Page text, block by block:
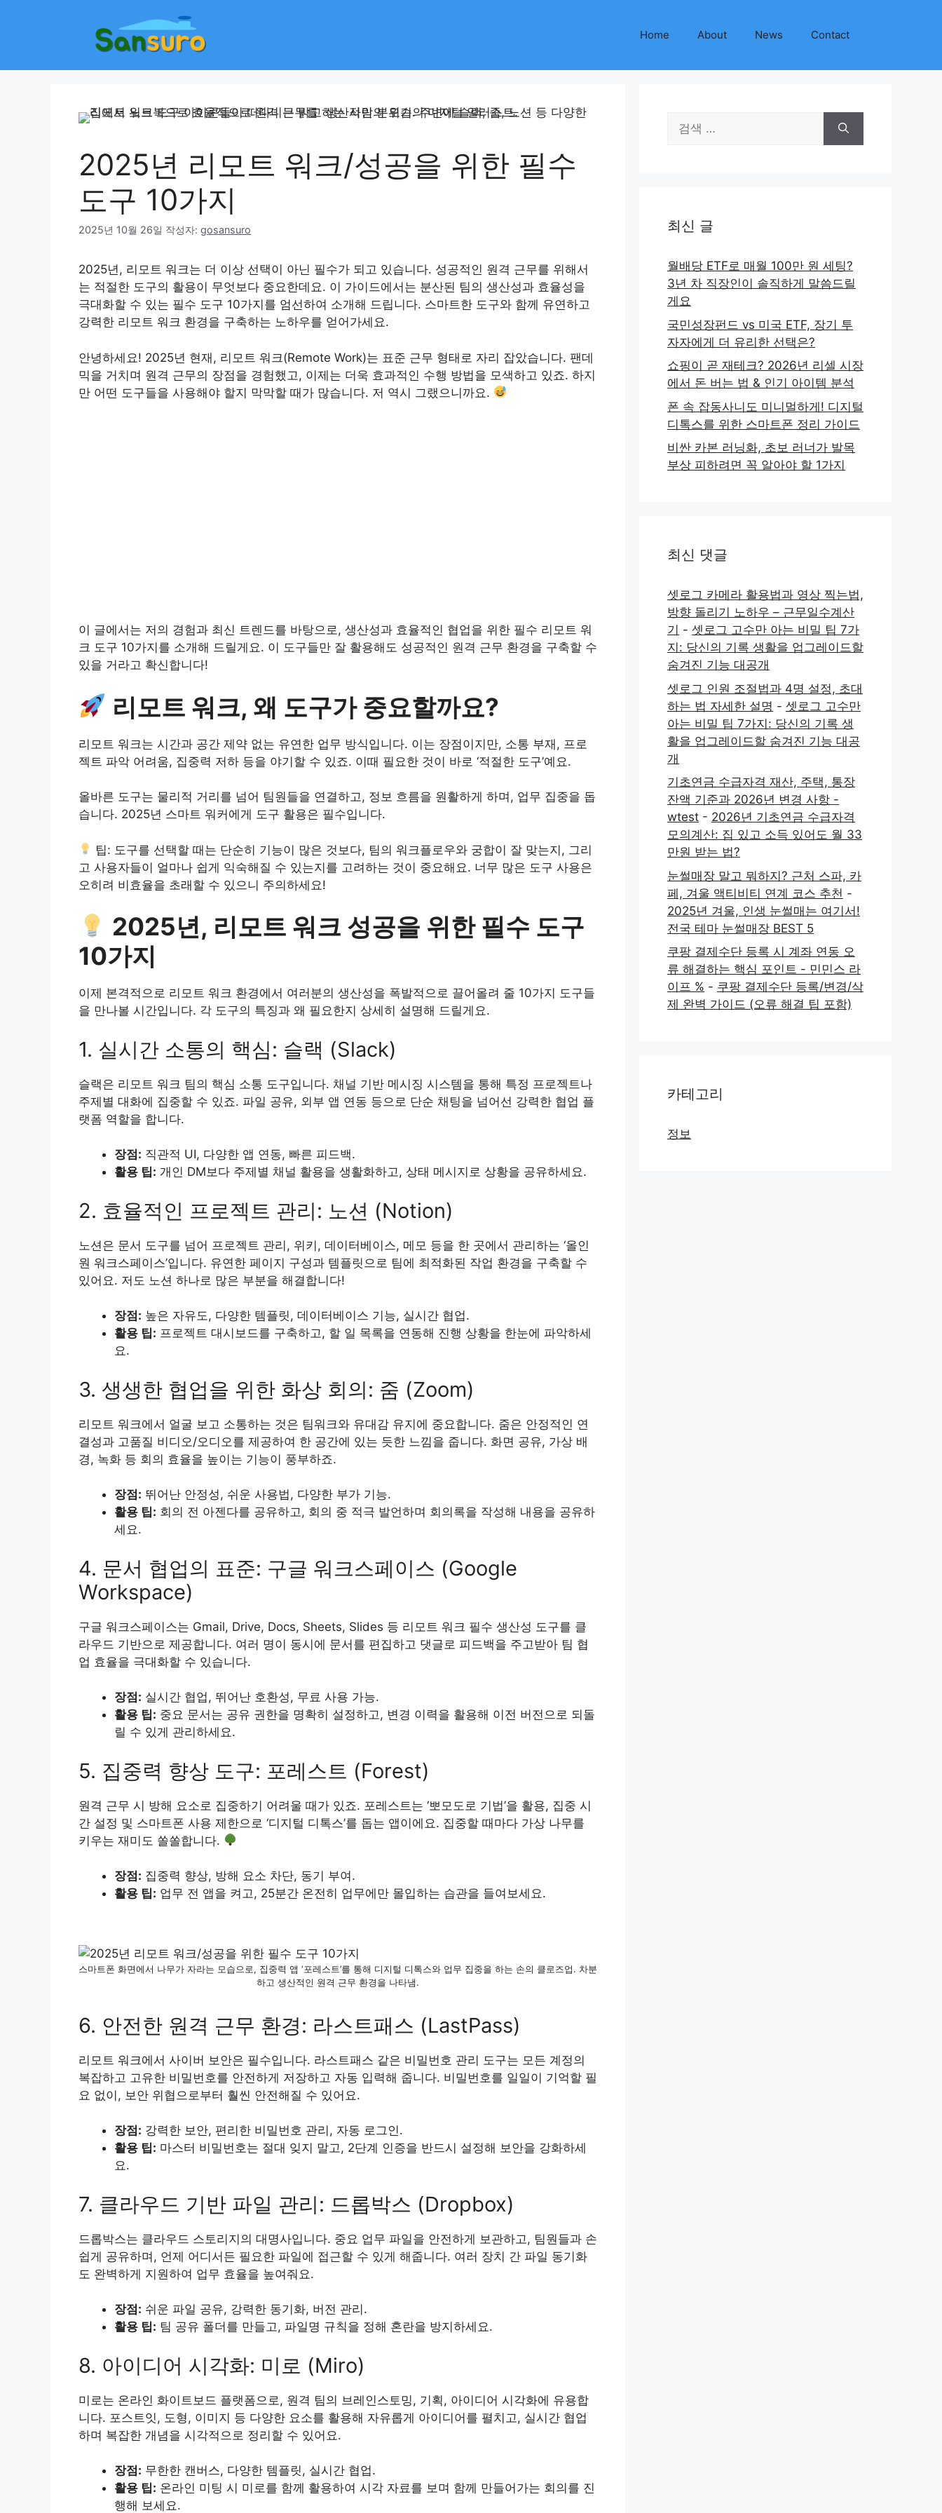
Home About News Contact
2025년 리모트 워크/성공을 위한 필수
도구 10가지
2025년 10월 26일 작성자: gosansuro
2025년, 리모트 워크는 더 이상 선택이 아닌 필수가 되고 있습니다. 성공적인 원격 근무를 위해서
는 적절한 도구의 활용이 무엇보다 중요한데요. 이 가이드에서는 분산된 팀의 생산성과 효율성을
극대화할 수 있는 필수 도구 10가지를 엄선하여 소개해 드립니다. 스마트한 도구와 함께 유연하고
강력한 리모트 워크 환경을 구축하는 노하우를 얻어가세요.
안녕하세요! 2025년 현재, 리모트 워크(Remote Work)는 표준 근무 형태로 자리 잡았습니다. 팬데
믹을 거치며 원격 근무의 장점을 경험했고, 이제는 더욱 효과적인 수행 방법을 모색하고 있죠. 하지
만 어떤 도구들을 사용해야 할지 막막할 때가 많습니다. 저 역시 그랬으니까요.
이 글에서는 저의 경험과 최신 트렌드를 바탕으로, 생산성과 효율적인 협업을 위한 필수 리모트 워
크 도구 10가지를 소개해 드릴게요. 이 도구들만 잘 활용해도 성공적인 원격 근무 환경을 구축할 수
있을 거라고 확신합니다!
리모트 워크, 왜 도구가 중요할까요?
리모트 워크는 시간과 공간 제약 없는 유연한 업무 방식입니다. 이는 장점이지만, 소통 부재, 프로
젝트 파악 어려움, 집중력 저하 등을 야기할 수 있죠. 이때 필요한 것이 바로 ‘적절한 도구’예요.
올바른 도구는 물리적 거리를 넘어 팀원들을 연결하고, 정보 흐름을 원활하게 하며, 업무 집중을 돕
습니다. 2025년 스마트 워커에게 도구 활용은 필수입니다.
팁: 도구를 선택할 때는 단순히 기능이 많은 것보다, 팀의 워크플로우와 궁합이 잘 맞는지, 그리
고 사용자들이 얼마나 쉽게 익숙해질 수 있는지를 고려하는 것이 중요해요. 너무 많은 도구 사용은
오히려 비효율을 초래할 수 있으니 주의하세요!
2025년, 리모트 워크 성공을 위한 필수 도구
10가지
이제 본격적으로 리모트 워크 환경에서 여러분의 생산성을 폭발적으로 끌어올려 줄 10가지 도구들
을 만나볼 시간입니다. 각 도구의 특징과 왜 필요한지 상세히 설명해 드릴게요.
1. 실시간 소통의 핵심: 슬랙 (Slack)
슬랙은 리모트 워크 팀의 핵심 소통 도구입니다. 채널 기반 메시징 시스템을 통해 특정 프로젝트나
주제별 대화에 집중할 수 있죠. 파일 공유, 외부 앱 연동 등으로 단순 채팅을 넘어선 강력한 협업 플
랫폼 역할을 합니다.
장점: 직관적 UI, 다양한 앱 연동, 빠른 피드백.
활용 팁: 개인 DM보다 주제별 채널 활용을 생활화하고, 상태 메시지로 상황을 공유하세요.
2. 효율적인 프로젝트 관리: 노션 (Notion)
노션은 문서 도구를 넘어 프로젝트 관리, 위키, 데이터베이스, 메모 등을 한 곳에서 관리하는 ‘올인
원 워크스페이스’입니다. 유연한 페이지 구성과 템플릿으로 팀에 최적화된 작업 환경을 구축할 수
있어요. 저도 노션 하나로 많은 부분을 해결합니다!
장점: 높은 자유도, 다양한 템플릿, 데이터베이스 기능, 실시간 협업.
활용 팁: 프로젝트 대시보드를 구축하고, 할 일 목록을 연동해 진행 상황을 한눈에 파악하세
요.
3. 생생한 협업을 위한 화상 회의: 줌 (Zoom)
리모트 워크에서 얼굴 보고 소통하는 것은 팀워크와 유대감 유지에 중요합니다. 줌은 안정적인 연
결성과 고품질 비디오/오디오를 제공하여 한 공간에 있는 듯한 느낌을 줍니다. 화면 공유, 가상 배
경, 녹화 등 회의 효율을 높이는 기능이 풍부하죠.
장점: 뛰어난 안정성, 쉬운 사용법, 다양한 부가 기능.
활용 팁: 회의 전 아젠다를 공유하고, 회의 중 적극 발언하며 회의록을 작성해 내용을 공유하
세요.
4. 문서 협업의 표준: 구글 워크스페이스 (Google
Workspace)
구글 워크스페이스는 Gmail, Drive, Docs, Sheets, Slides 등 리모트 워크 필수 생산성 도구를 클
라우드 기반으로 제공합니다. 여러 명이 동시에 문서를 편집하고 댓글로 피드백을 주고받아 팀 협
업 효율을 극대화할 수 있습니다.
장점: 실시간 협업, 뛰어난 호환성, 무료 사용 가능.
활용 팁: 중요 문서는 공유 권한을 명확히 설정하고, 변경 이력을 활용해 이전 버전으로 되돌
릴 수 있게 관리하세요.
5. 집중력 향상 도구: 포레스트 (Forest)
원격 근무 시 방해 요소로 집중하기 어려울 때가 있죠. 포레스트는 ‘뽀모도로 기법’을 활용, 집중 시
간 설정 및 스마트폰 사용 제한으로 ‘디지털 디톡스’를 돕는 앱이에요. 집중할 때마다 가상 나무를
키우는 재미도 쏠쏠합니다.
장점: 집중력 향상, 방해 요소 차단, 동기 부여.
활용 팁: 업무 전 앱을 켜고, 25분간 온전히 업무에만 몰입하는 습관을 들여보세요.
스마트폰 화면에서 나무가 자라는 모습으로, 집중력 앱 ‘포레스트’를 통해 디지털 디톡스와 업무 집중을 하는 손의 클로즈업. 차분
하고 생산적인 원격 근무 환경을 나타냄.
6. 안전한 원격 근무 환경: 라스트패스 (LastPass)
리모트 워크에서 사이버 보안은 필수입니다. 라스트패스 같은 비밀번호 관리 도구는 모든 계정의
복잡하고 고유한 비밀번호를 안전하게 저장하고 자동 입력해 줍니다. 비밀번호를 일일이 기억할 필
요 없이, 보안 위협으로부터 훨씬 안전해질 수 있어요.
장점: 강력한 보안, 편리한 비밀번호 관리, 자동 로그인.
활용 팁: 마스터 비밀번호는 절대 잊지 말고, 2단계 인증을 반드시 설정해 보안을 강화하세
요.
7. 클라우드 기반 파일 관리: 드롭박스 (Dropbox)
드롭박스는 클라우드 스토리지의 대명사입니다. 중요 업무 파일을 안전하게 보관하고, 팀원들과 손
쉽게 공유하며, 언제 어디서든 필요한 파일에 접근할 수 있게 해줍니다. 여러 장치 간 파일 동기화
도 완벽하게 지원하여 업무 효율을 높여줘요.
장점: 쉬운 파일 공유, 강력한 동기화, 버전 관리.
활용 팁: 팀 공유 폴더를 만들고, 파일명 규칙을 정해 혼란을 방지하세요.
8. 아이디어 시각화: 미로 (Miro)
미로는 온라인 화이트보드 플랫폼으로, 원격 팀의 브레인스토밍, 기획, 아이디어 시각화에 유용합
니다. 포스트잇, 도형, 이미지 등 다양한 요소를 활용해 자유롭게 아이디어를 펼치고, 실시간 협업
하며 복잡한 개념을 시각적으로 정리할 수 있어요.
장점: 무한한 캔버스, 다양한 템플릿, 실시간 협업.
활용 팁: 온라인 미팅 시 미로를 함께 활용하여 시각 자료를 보며 함께 만들어가는 회의를 진
행해 보세요.
색:
최신 글
월배당 ETF로 매월 100만 원 세팅?
3년 차 직장인이 솔직하게 말씀드릴
게요
국민성장펀드 vs 미국 ETF, 장기 투
자자에게 더 유리한 선택은?
쇼핑이 곧 재테크? 2026년 리셀 시장
에서 돈 버는 법 & 인기 아이템 분석
폰 속 잡동사니도 미니멀하게! 디지털
디톡스를 위한 스마트폰 정리 가이드
비싼 카본 러닝화, 초보 러너가 발목
부상 피하려면 꼭 알아야 할 1가지
최신 댓글
셋로그 카메라 활용법과 영상 찍는법,
방향 돌리기 노하우 – 근무일수계산
기 - 셋로그 고수만 아는 비밀 팁 7가
지: 당신의 기록 생활을 업그레이드할
숨겨진 기능 대공개
셋로그 인원 조절법과 4명 설정, 초대
하는 법 자세한 설명 - 셋로그 고수만
아는 비밀 팁 7가지: 당신의 기록 생
활을 업그레이드할 숨겨진 기능 대공
개
기초연금 수급자격 재산, 주택, 통장
잔액 기준과 2026년 변경 사항 -
wtest - 2026년 기초연금 수급자격
모의계산: 집 있고 소득 있어도 월 33
만원 받는 법?
눈썰매장 말고 뭐하지? 근처 스파, 카
페, 겨울 액티비티 연계 코스 추천 -
2025년 겨울, 인생 눈썰매는 여기서!
전국 테마 눈썰매장 BEST 5
쿠팡 결제수단 등록 시 계좌 연동 오
류 해결하는 핵심 포인트 - 민민스 라
이프 % - 쿠팡 결제수단 등록/변경/삭
제 완벽 가이드 (오류 해결 팁 포함)
카테고리
정보